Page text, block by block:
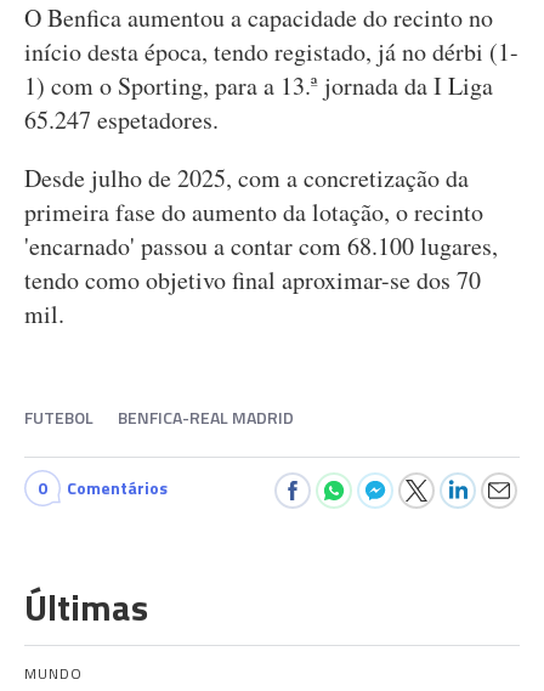
O Benfica aumentou a capacidade do recinto no
início desta época, tendo registado, já no dérbi (1-
1) com o Sporting, para a 13.ª jornada da I Liga
65.247 espetadores.
Desde julho de 2025, com a concretização da
primeira fase do aumento da lotação, o recinto
'encarnado' passou a contar com 68.100 lugares,
tendo como objetivo final aproximar-se dos 70
mil.
FUTEBOL BENFICA-REAL MADRID
0 Comentários
Últimas
MUNDO